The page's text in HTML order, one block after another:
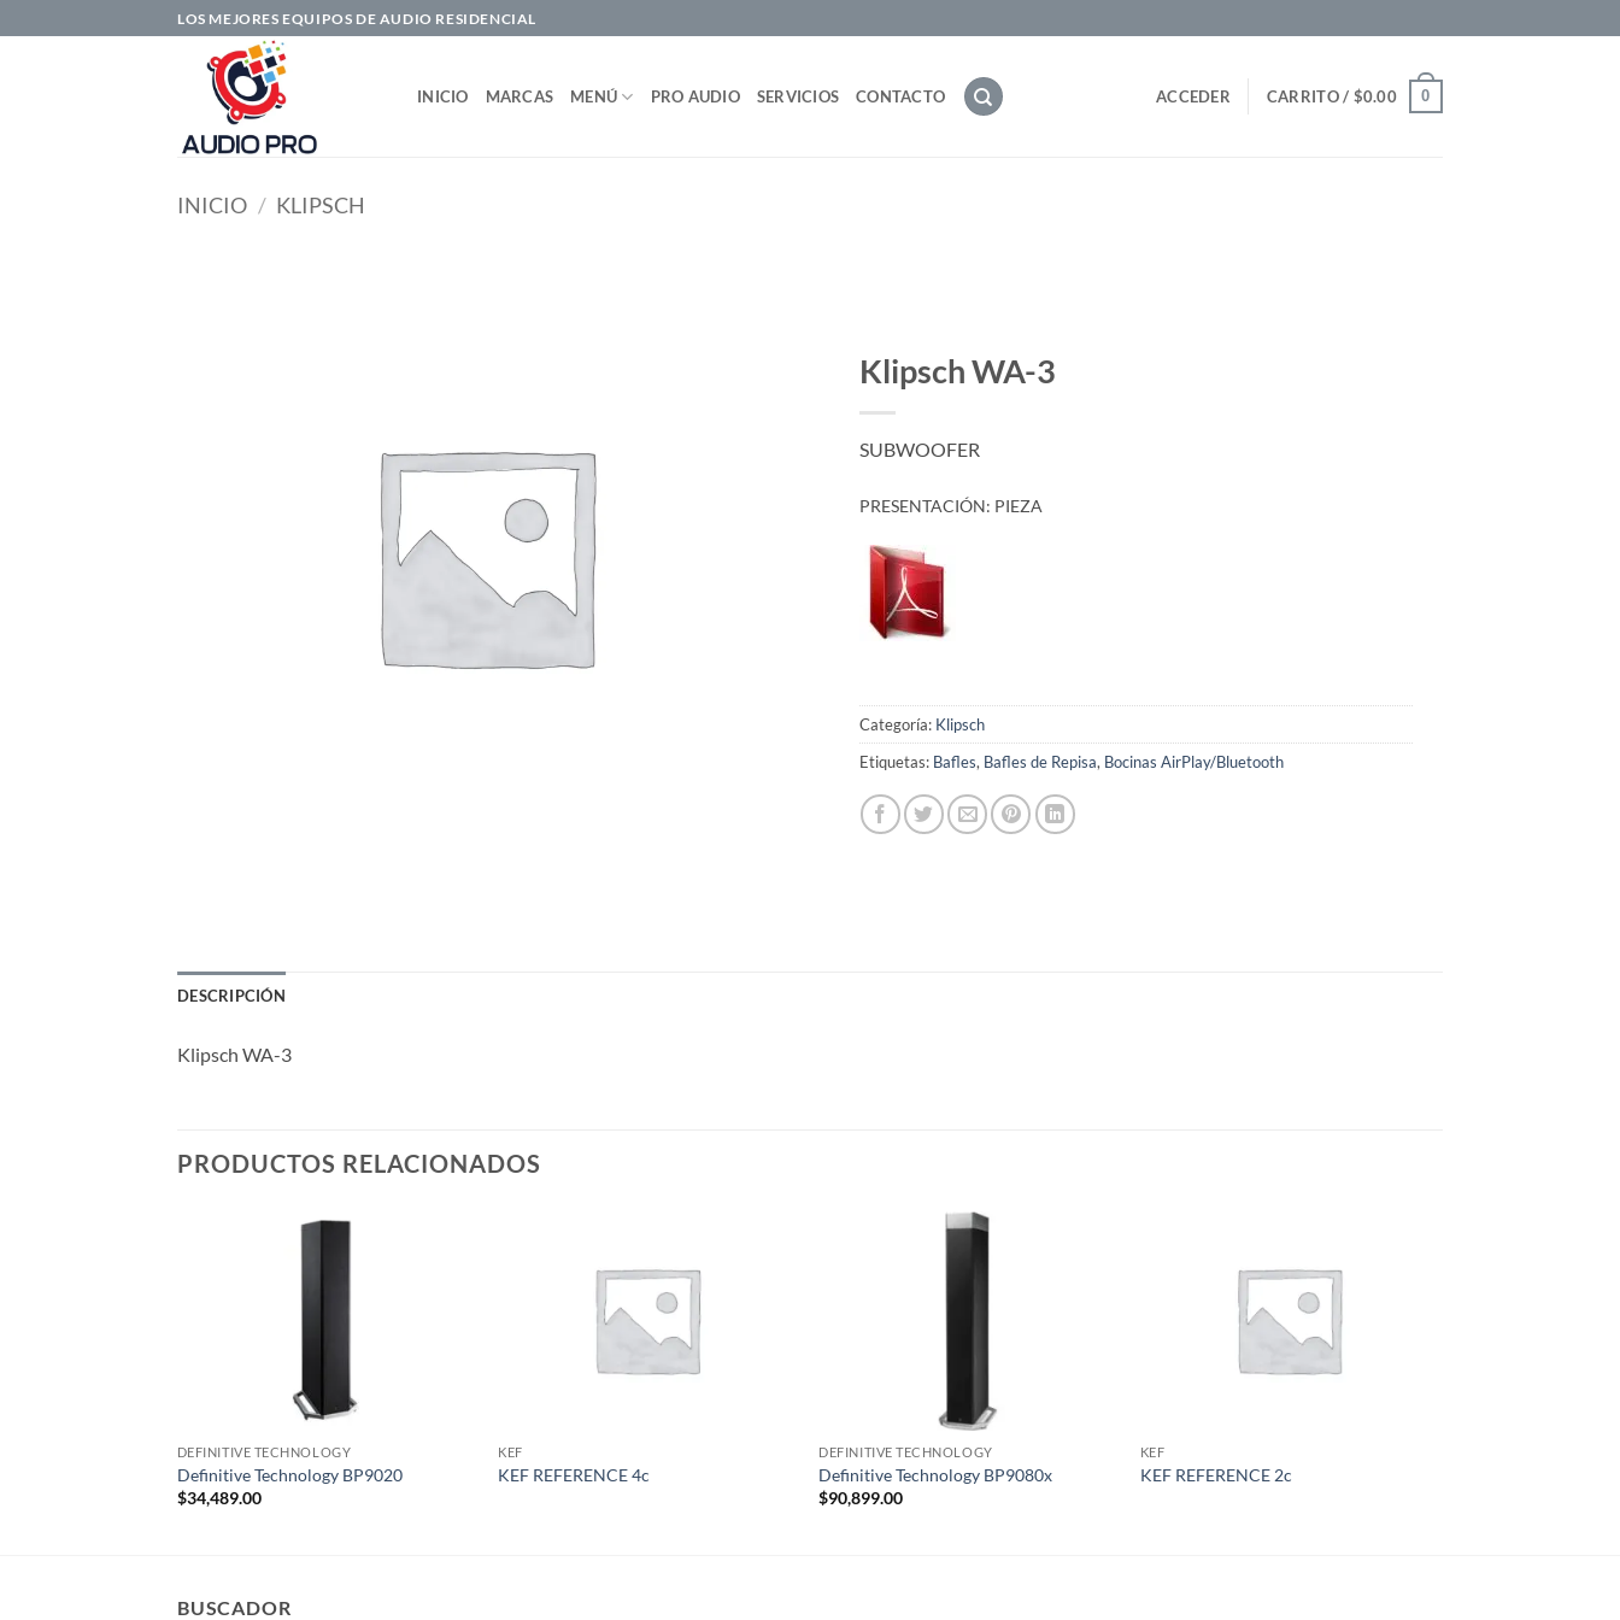
al
LOS MEJORES EQUIPOS DE AUDIO RESIDENCIAL
INICIO MARCAS MENÚ PRO AUDIO SERVICIOS CONTACTO ACCEDER CARRITO / $0.00 0
INICIO / KLIPSCH
Klipsch WA-3
SUBWOOFER
PRESENTACIÓN: PIEZA
Categoría: Klipsch
Etiquetas: Bafles, Bafles de Repisa, Bocinas AirPlay/Bluetooth
DESCRIPCIÓN
Klipsch WA-3
PRODUCTOS RELACIONADOS
DEFINITIVE TECHNOLOGY
Definitive Technology BP9020
$34,489.00
KEF
KEF REFERENCE 4c
DEFINITIVE TECHNOLOGY
Definitive Technology BP9080x
$90,899.00
KEF
KEF REFERENCE 2c
BUSCADOR